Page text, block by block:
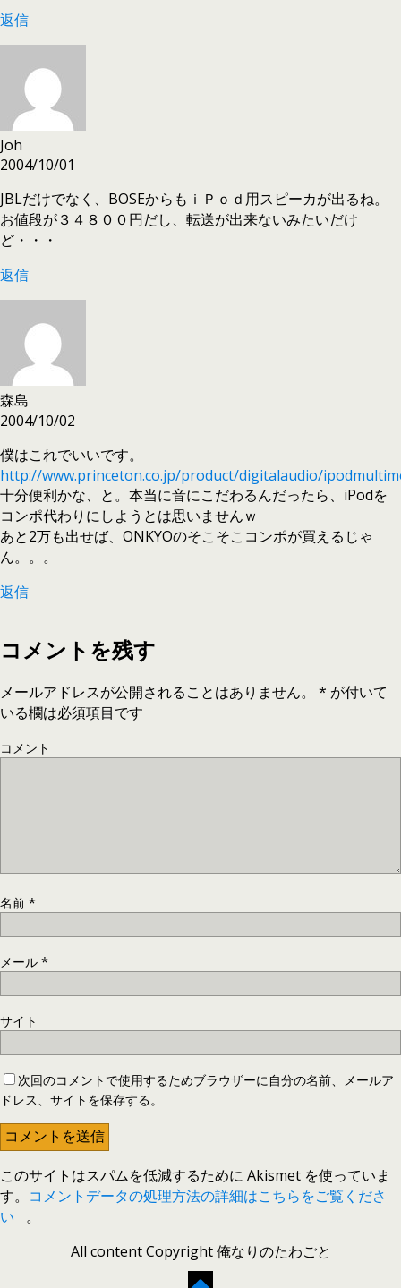
返信
Joh
2004/10/01
JBLだけでなく、BOSEからもｉＰｏｄ用スピーカが出るね。
お値段が３４８００円だし、転送が出来ないみたいだけ
ど・・・
返信
森島
2004/10/02
僕はこれでいいです。
http://www.princeton.co.jp/product/digitalaudio/
十分便利かな、と。本当に音にこだわるんだったら、iPodを
コンポ代わりにしようとは思いませんｗ
あと2万も出せば、ONKYOのそこそこコンポが買えるじゃ
ん。。。
返信
コメントを残す
メールアドレスが公開されることはありません。 * が付いて
いる欄は必須項目です
コメント
名前 *
メール *
サイト
次回のコメントで使用するためブラウザーに自分の名前、メールア
ドレス、サイトを保存する。
このサイトはスパムを低減するために Akismet を使っていま
す。 コメントデータの処理方法の詳細はこちらをご覧くださ
い
。
All content Copyright 俺なりのたわごと